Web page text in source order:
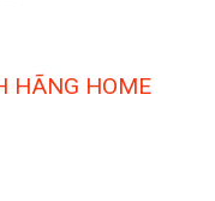
HÃNG HOME